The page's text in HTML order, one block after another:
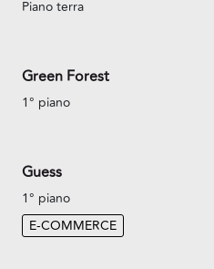
Piano terra
Green Forest
1° piano
Guess
1° piano
E-COMMERCE